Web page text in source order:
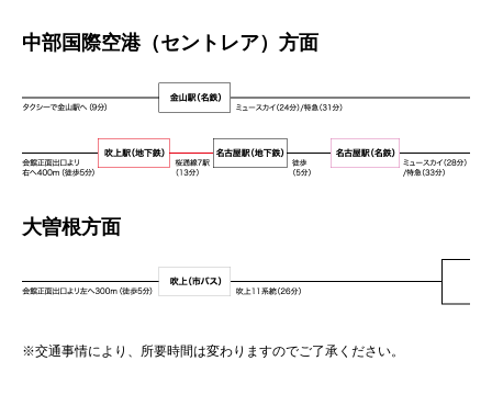
中部国際空港（セントレア）方面
大曽根方面
※交通事情により、所要時間は変わりますのでご了承ください。